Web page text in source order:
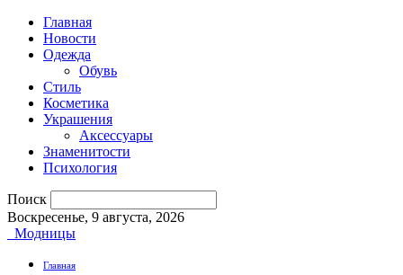
Главная
Новости
Одежда
Обувь
Стиль
Косметика
Украшения
Аксессуары
Знаменитости
Психология
Поиск
Воскресенье, 9 августа, 2026
Модницы
Главная